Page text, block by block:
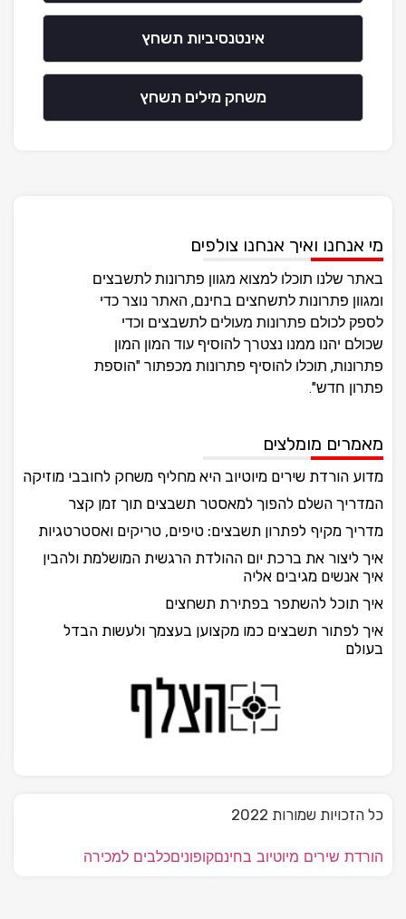
אינטנסיביות תשחץ
משחק מילים תשחץ
מי אנחנו ואיך אנחנו צולפים
באתר שלנו תוכלו למצוא מגוון פתרונות לתשבצים
ומגוון פתרונות לתשחצים בחינם, האתר נוצר כדי
לספק לכולם פתרונות מעולים לתשבצים וכדי
שכולם יהנו ממנו נצטרך להוסיף עוד המון המון
פתרונות, תוכלו להוסיף פתרונות מכפתור "הוספת
פתרון חדש".
מאמרים מומלצים
מדוע הורדת שירים מיוטיוב היא מחליף משחק לחובבי מוזיקה
המדריך השלם להפוך למאסטר תשבצים תוך זמן קצר
מדריך מקיף לפתרון תשבצים: טיפים, טריקים ואסטרטגיות
איך ליצור את ברכת יום ההולדת הרגשית המושלמת ולהבין
איך אנשים מגיבים אליה
איך תוכל להשתפר בפתירת תשחצים
איך לפתור תשבצים כמו מקצוען בעצמך ולעשות הבדל
בעולם
כל הזכויות שמורות 2022
הורדת שירים מיוטיוב בחינםקופוניםכלבים למכירה